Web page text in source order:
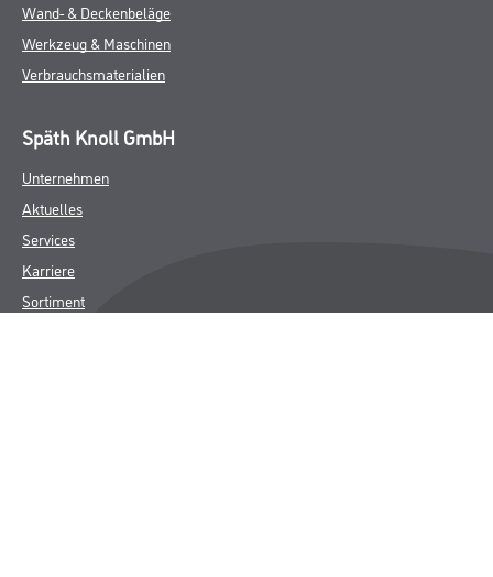
Wand- & Deckenbeläge
Werkzeug & Maschinen
Verbrauchsmaterialien
Späth Knoll GmbH
Unternehmen
Aktuelles
Services
Karriere
Sortiment